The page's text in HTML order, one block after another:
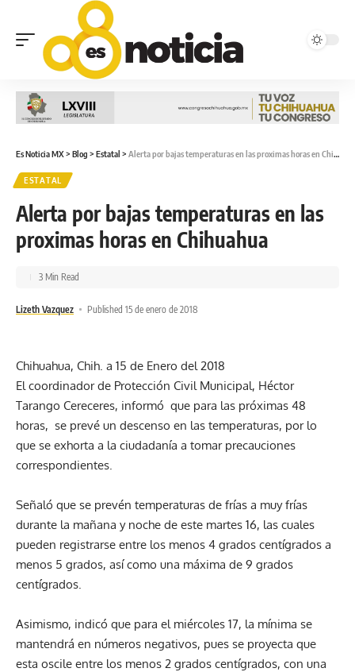
Es Noticia MX> Blog > Estatal > Alerta por bajas temperaturas en las proximas horas en Chihuahua
ESTATAL
Alerta por bajas temperaturas en las
proximas horas en Chihuahua
Lizeth Vazquez Published 15 de enero de 2018
3 Min Read
Chihuahua, Chih. a 15 de Enero del 2018
El coordinador de Protección Civil Municipal, Héctor
Tarango Cereceres, informó que para las próximas 48
horas, se prevé un descenso en las temperaturas, por lo
que se exhorta a la ciudadanía a tomar precauciones
correspondientes.
Señaló que se prevén temperaturas de frías a muy frías
durante la mañana y noche de este martes 16, las cuales
pueden registrarse entre los menos 4 grados centígrados a
menos 5 grados, así como una máxima de 9 grados
centígrados.
Asimismo, indicó que para el miércoles 17, la mínima se
mantendrá en números negativos, pues se proyecta que
esta oscile entre los menos 2 grados centígrados, con una